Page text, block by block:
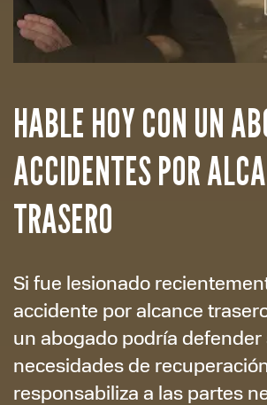
HABLE HOY CON UN
ACCIDENTES POR
TRASERO
Si fue lesionado
accidente por alcance
un abogado podría defender
necesidades de
responsabiliza a las partes